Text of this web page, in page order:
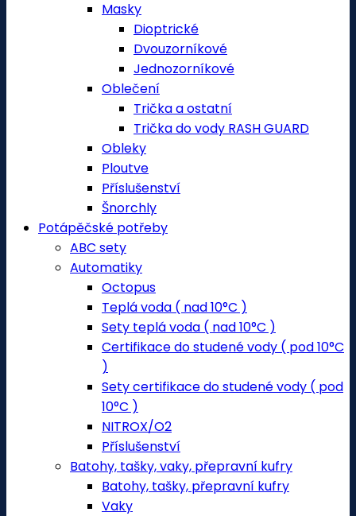
Masky
Dioptrické
Dvouzorníkové
Jednozorníkové
Oblečení
Trička a ostatní
Trička do vody RASH GUARD
Obleky
Ploutve
Příslušenství
Šnorchly
Potápěčské potřeby
ABC sety
Automatiky
Octopus
Teplá voda ( nad 10°C )
Sety teplá voda ( nad 10°C )
Certifikace do studené vody ( pod 10°C
)
Sety certifikace do studené vody ( pod
10°C )
NITROX/O2
Příslušenství
Batohy, tašky, vaky, přepravní kufry
Batohy, tašky, přepravní kufry
Vaky